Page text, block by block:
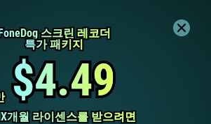
스크린 레코더
스크린 레코더
특가 패키지
특가 패키지
$4.49
$4.49
개월 라이센스를 받으려면
개월 라이센스를 받으려면